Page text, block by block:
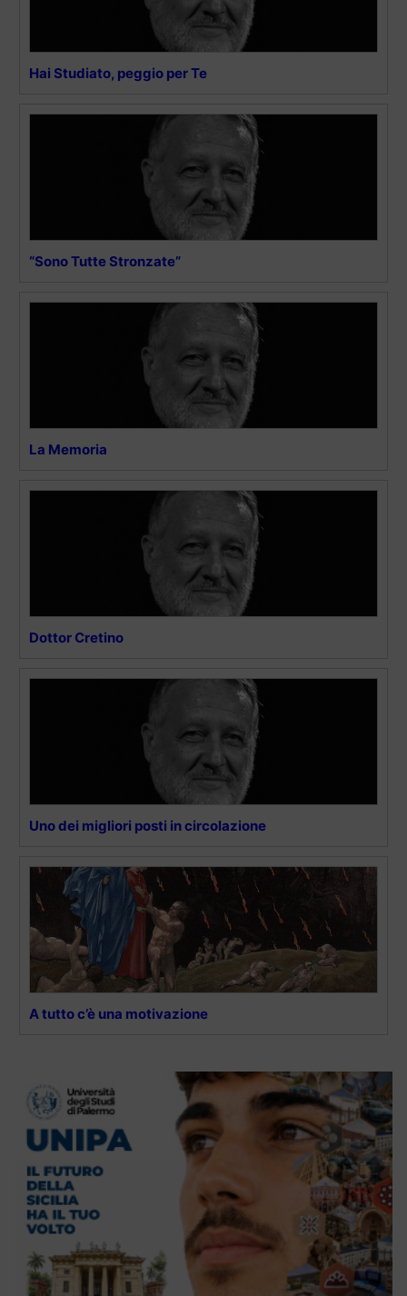
Hai Studiato, peggio per Te
“Sono Tutte Stronzate”
La Memoria
Dottor Cretino
Uno dei migliori posti in circolazione
A tutto c’è una motivazione